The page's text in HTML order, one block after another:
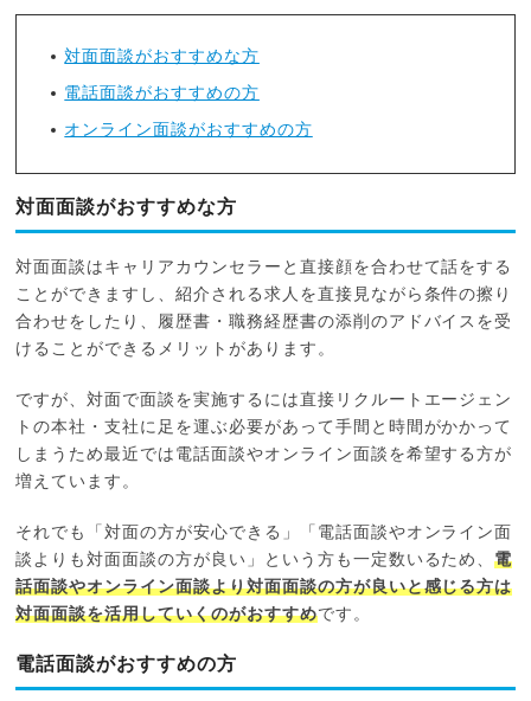
対面面談がおすすめな方
電話面談がおすすめの方
オンライン面談がおすすめの方
対面面談がおすすめな方
対面面談はキャリアカウンセラーと直接顔を合わせて話をする
ことができますし、紹介される求人を直接見ながら条件の擦り
合わせをしたり、履歴書・職務経歴書の添削のアドバイスを受
けることができるメリットがあります。
ですが、対面で面談を実施するには直接リクルートエージェン
トの本社・支社に足を運ぶ必要があって手間と時間がかかって
しまうため最近では電話面談やオンライン面談を希望する方が
増えています。
それでも「対面の方が安心できる」「電話面談やオンライン面
談よりも対面面談の方が良い」という方も一定数いるため、電
話面談やオンライン面談より対面面談の方が良いと感じる方は
対面面談を活用していくのがおすすめです。
電話面談がおすすめの方